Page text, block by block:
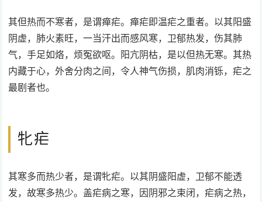
其但热而不寒者，是谓瘅疟。瘅疟即温疟之重者。以其阳盛
阴虚，肺火素旺，一当汗出而感风寒，卫郁热发，伤其肺
气，手足如烙，烦冤欲呕。阳亢阴枯，是以但热无寒。其热
内藏于心，外舍分肉之间，令人神气伤损，肌肉消铄，疟之
最剧者也。
牝疟
其寒多而热少者，是谓牝疟。以其阴盛阳虚，卫郁不能透
发，故寒多热少。盖疟病之寒，因阴邪之束闭，疟病之热，